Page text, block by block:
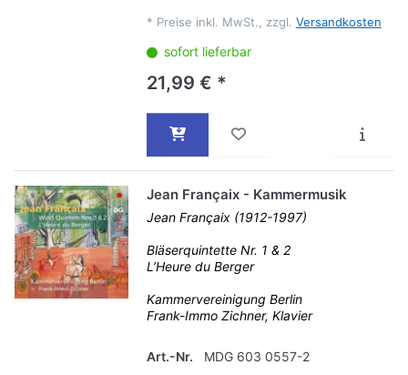
* Preise inkl. MwSt., zzgl. Versandkosten
sofort lieferbar
21,99 € *
Jean Françaix - Kammermusik
Jean Françaix (1912-1997)
Bläserquintette Nr. 1 & 2
L’Heure du Berger
Kammervereinigung Berlin
Frank-Immo Zichner, Klavier
Art.-Nr. MDG 603 0557-2